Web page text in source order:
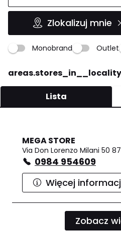
Zlokalizuj mnie
Monobrand Outlet
areas.stores_in__locality
Lista
MEGA STORE
Via Don Lorenzo Milani 50
0984 954609
Więcej
Zobacz